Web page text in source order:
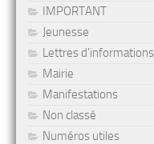
IMPORTANT
Jeunesse
Lettres d'informations
Mairie
Manifestations
Non classé
Numéros utiles